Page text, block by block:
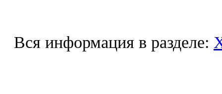
Вся информация в разделе: